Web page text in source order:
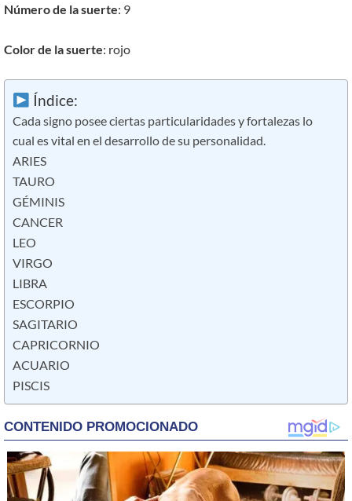
Número de la suerte: 9
Color de la suerte: rojo
Índice:
Cada signo posee ciertas particularidades y fortalezas lo
cual es vital en el desarrollo de su personalidad.
ARIES
TAURO
GÉMINIS
CANCER
LEO
VIRGO
LIBRA
ESCORPIO
SAGITARIO
CAPRICORNIO
ACUARIO
PISCIS